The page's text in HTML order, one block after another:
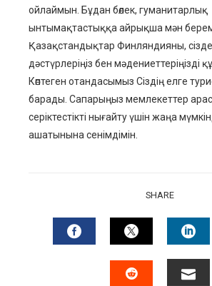
ойлаймын. Бұдан бөлек, гуманитарлық
ынтымақтастыққа айрықша мән
Қазақстандықтар Финляндияны,
дәстүрлеріңіз бен мәдениеттеріңізді
Көптеген отандасымыз Сіздің елге
барады. Сапарыңыз мемлекеттер
серіктестікті нығайту үшін жаңа
ашатынына сенімдімін.
SHARE
FACEBOOKTWITTER